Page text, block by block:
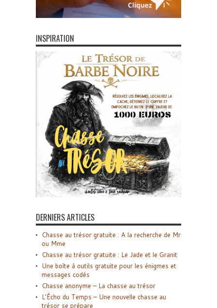
INSPIRATION
DERNIERS ARTICLES
Chasse au trésor gratuite : A la recherche de Mr
ou Mme
Chasse au trésor gratuite : Le Jade et le Granit
Une boîte à outils gratuite pour les énigmes et
messages codés
Chasse anonyme – La chasse au trésor
L’Écho du Temps – Une nouvelle chasse au
trésor se prépare